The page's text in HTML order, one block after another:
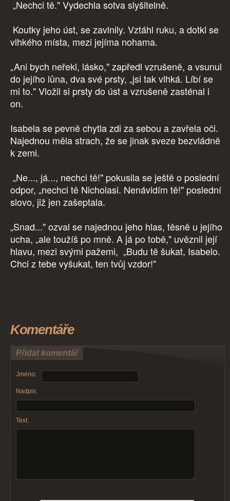
„Nechci tě." Vydechla sotva slyšitelně.
Koutky jeho úst, se zavlnily. Vztáhl ruku, a dotkl se
vlhkého místa, mezi jejíma nohama.
„Ani bych neřekl, lásko," zapředl vzrušeně, a vsunul
do jejího lůna, dva své prsty, „jsi tak vlhká. Líbí se
mi to." Vložil si prsty do úst a vzrušeně zasténal i
on.
Isabela se pevně chytla zdi za sebou a zavřela oči.
Najednou měla strach, že se jinak sveze bezvládně
k zemi.
„Ne..., já..., nechci tě!" pokusila se ještě o poslední
odpor, „nechci tě Nicholasi. Nenávidím tě!" poslední
slovo, již jen zašeptala.
„Snad..." ozval se najednou jeho hlas, těsně u jejího
ucha, „ale toužíš po mně. A já po tobě," uvěznil její
hlavu, mezi svými pažemi, „Budu tě šukat, Isabelo.
Chci z tebe vyšukat, ten tvůj vzdor!"
Komentáře
Přidat komentář
Jméno:
Nadpis:
Text: